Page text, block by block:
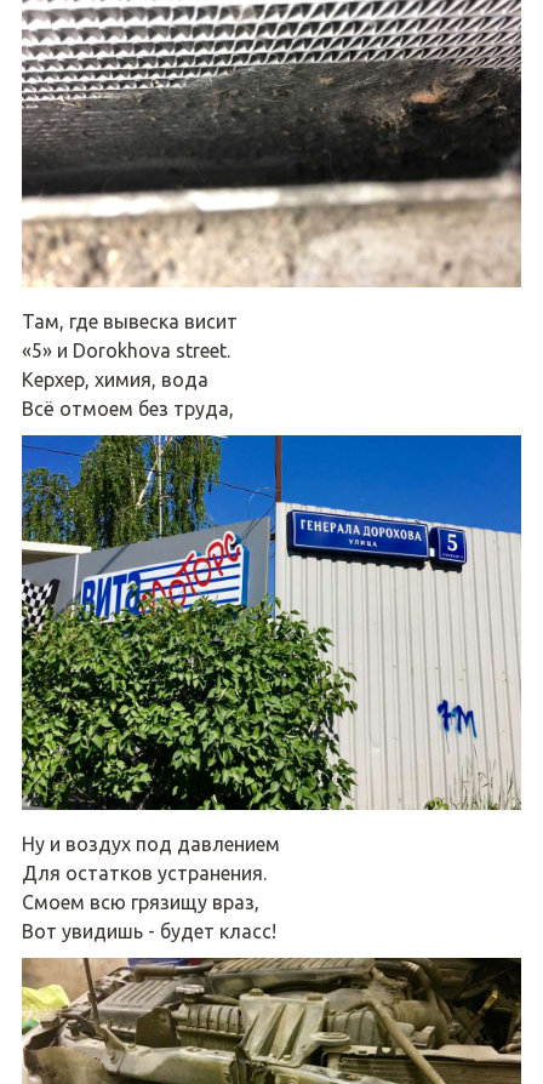
Там, где вывеска висит
«5» и Dorokhova street.
Керхер, химия, вода
Всё отмоем без труда,
Ну и воздух под давлением
Для остатков устранения.
Смоем всю грязищу враз,
Вот увидишь - будет класс!